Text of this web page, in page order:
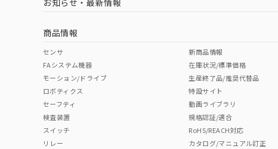
中国 RoHS 注意事項・凡例
中国 RoHS表
Pb Hg Cr(VI)
お知らせ・最新情報
商品情報
センサ
FAシステム機器
モーション/ドライブ
ロボティクス
セーフティ
検査装置
スイッチ
リレー
新商品情報
在庫状況/標準価格
生産終了品/推奨代替品
特設サイト
動画ライブラリ
規格認証/適合
RoHS/REACH対応
カタログ/マニュアル訂正